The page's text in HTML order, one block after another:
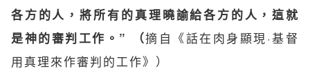
各方的人，將所​​有的真理曉諭給各方的人，這就
是神的審判工作。” （摘自《話在肉身顯現·基督
用真理來作審判的工作》）